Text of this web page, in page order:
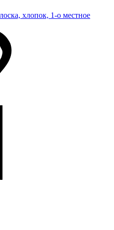
хлопок, 1-о местное